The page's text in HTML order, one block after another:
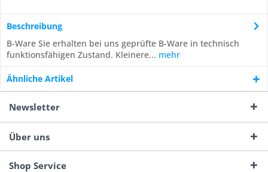
Beschreibung
B-Ware Sie erhalten bei uns geprüfte B-Ware in technisch
funktionsfähigen Zustand. Kleinere... mehr
Ähnliche Artikel
Newsletter
Über uns
Shop Service